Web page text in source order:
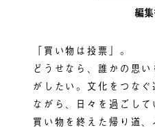
編
「買い物は投票」。
どうせなら、誰かの思
がしたい。文化をつな
ながら、日々を過ごして
買い物を終えた帰り道